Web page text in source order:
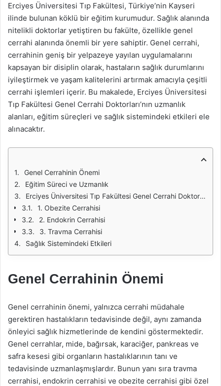
Erciyes Üniversitesi Tıp Fakültesi, Türkiye’nin Kayseri
ilinde bulunan köklü bir eğitim kurumudur. Sağlık alanında
nitelikli doktorlar yetiştiren bu fakülte, özellikle genel
cerrahi alanında önemli bir yere sahiptir. Genel cerrahi,
cerrahinin geniş bir yelpazeye yayılan uygulamalarını
kapsayan bir disiplin olarak, hastaların sağlık durumlarını
iyileştirmek ve yaşam kalitelerini artırmak amacıyla çeşitli
cerrahi işlemleri içerir. Bu makalede, Erciyes Üniversitesi
Tıp Fakültesi Genel Cerrahi Doktorları’nın uzmanlık
alanları, eğitim süreçleri ve sağlık sistemindeki etkileri ele
alınacaktır.
Genel Cerrahinin Önemi
Eğitim Süreci ve Uzmanlık
Erciyes Üniversitesi Tıp Fakültesi Genel Cerrahi Doktorlarının Uzmanlık Alanları
1. Obezite Cerrahisi
2. Endokrin Cerrahisi
3. Travma Cerrahisi
Sağlık Sistemindeki Etkileri
Genel Cerrahinin Önemi
Genel cerrahinin önemi, yalnızca cerrahi müdahale
gerektiren hastalıkların tedavisinde değil, aynı zamanda
önleyici sağlık hizmetlerinde de kendini göstermektedir.
Genel cerrahlar, mide, bağırsak, karaciğer, pankreas ve
safra kesesi gibi organların hastalıklarının tanı ve
tedavisinde uzmanlaşmışlardır. Bunun yanı sıra travma
cerrahisi, endokrin cerrahisi ve obezite cerrahisi gibi özel